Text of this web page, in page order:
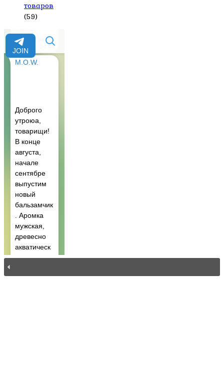
товаров
(59)